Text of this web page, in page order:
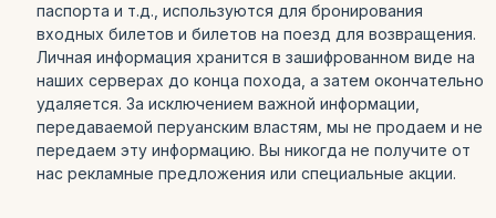
паспорта и т.д., используются для бронирования
входных билетов и билетов на поезд для возвращения.
Личная информация хранится в зашифрованном виде на
наших серверах до конца похода, а затем окончательно
удаляется. За исключением важной информации,
передаваемой перуанским властям, мы не продаем и не
передаем эту информацию. Вы никогда не получите от
нас рекламные предложения или специальные акции.